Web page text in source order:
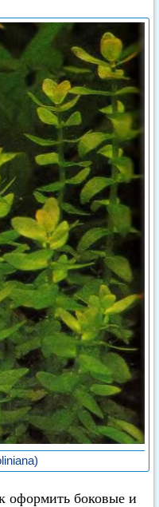
оформить боковые и